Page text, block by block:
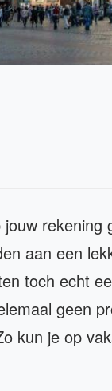
rekening
aan een
toch echt
geen
kun je op